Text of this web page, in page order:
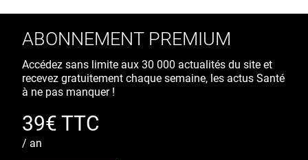
ABONNEMENT PREMIUM
Accédez sans limite aux 30 000 actualités du site et
recevez gratuitement chaque semaine, les actus Santé
à ne pas manquer !
39€ TTC
/ an